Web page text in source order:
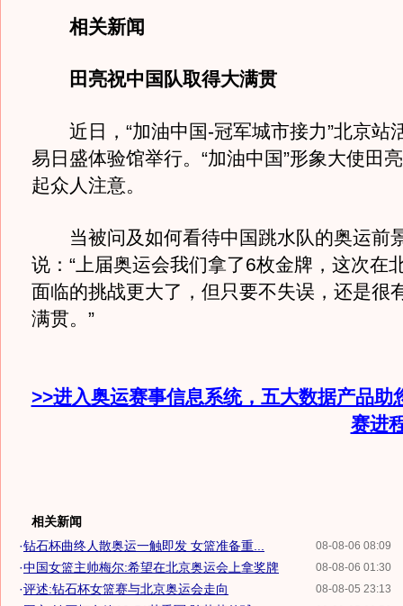
相关新闻
田亮祝中国队取得大满贯
近日，“加油中国-冠军城市接力”北京站
易日盛体验馆举行。“加油中国”形象大使田
起众人注意。
当被问及如何看待中国跳水队的奥运前
说：“上届奥运会我们拿了6枚金牌，这次在
面临的挑战更大了，但只要不失误，还是很
满贯。”
>>进入奥运赛事信息系统，五大数据产品助
赛进
相关新闻
08-08-06 08:09
·钻石杯曲终人散奥运一触即发 女篮准备重...
08-08-06 01:30
·中国女篮主帅梅尔:希望在北京奥运会上拿奖牌
08-08-05 23:13
·评述:钻石杯女篮赛与北京奥运会走向